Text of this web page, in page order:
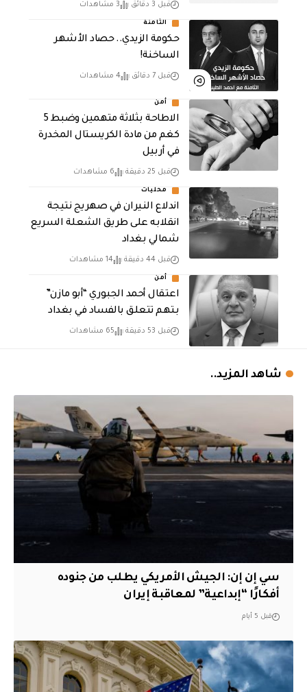
قبل 3 دقائق 3 مشاهدات
الثامنة
حكومة الزيدي.. حصاد الأشهر
الساخنة!
قبل 7 دقائق 4 مشاهدات
أمن
الاطاحة بثلاثة متهمين وضبط 5
كغم من مادة الكريستال المخدرة ​
في أربيل
قبل 25 دقيقة 6 مشاهدات
محليات
اندلاع النيران في صهريج نتيجة
انقلابه على طريق الشعلة السريع
شمالي بغداد
قبل 44 دقيقة 14 مشاهدات
أمن
اعتقال أحمد الجبوري “أبو مازن”
بتهم تتعلق بالفساد في بغداد
قبل 53 دقيقة 65 مشاهدات
شاهد المزيد..
سي إن إن: الجيش الأمريكي يطلب من جنوده
أفكارًا “إبداعية” لمعاقبة إيران
قبل 5 أيام